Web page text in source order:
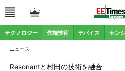
テクノロジー 先端技術 デバイス セン
ニュース
Resonantと村田の技術を融合